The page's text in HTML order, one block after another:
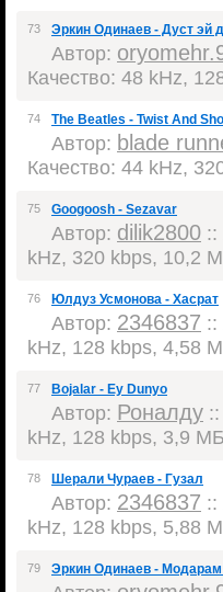
73 Эркин Одинаев - Дуст эй
Автор:
Качество: 48 kHz,
74 The Beatles - Twist And
Автор: blade
Качество: 44 kHz,
75 Googoosh - Sezavar
Автор: dilik2800
kHz, 320 kbps, 10,2
76 Юлдуз Усмонова - Хасрат
Автор: 2346837
kHz, 128 kbps, 4,58
77 Bojalar - Ey Dunyo
Автор: Роналду
kHz, 128 kbps, 3,9 МБ
78 Шерали Чураев - Гузал
Автор: 2346837
kHz, 128 kbps, 5,88
79 Эркин Одинаев - Модарам